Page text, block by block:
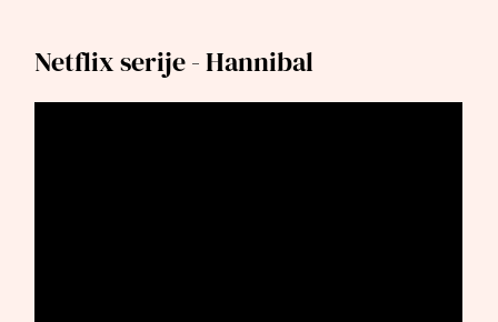
Netflix serije - Hannibal